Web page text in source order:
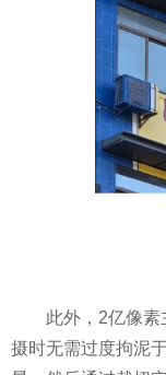
此外，2亿像
摄时无需过度拘泥